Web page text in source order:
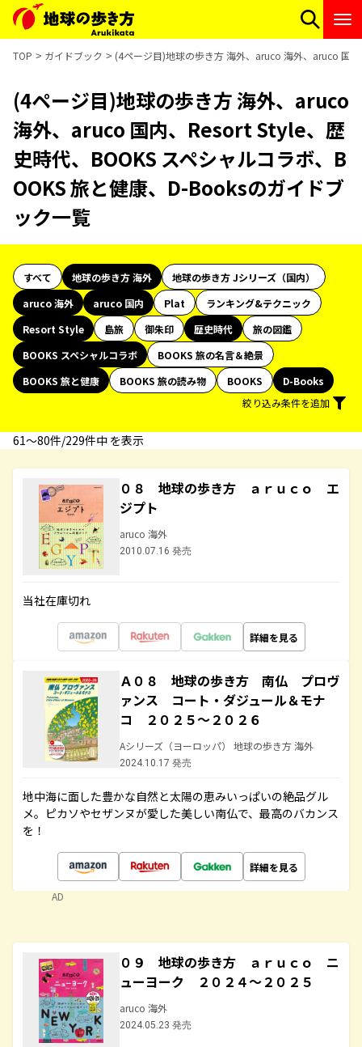
TOP ガイドブック (4ページ目)地球の歩き方 海外、aruco 海外、aruco 国
(4ページ目)地球の歩き方 海外、aruco
海外、aruco 国内、Resort Style、歴
史時代、BOOKS スペシャルコラボ、B
OOKS 旅と健康、D-Booksのガイドブ
ック一覧
すべて 地球の歩き方 海外
地球の歩き方 Jシリーズ（国内）
aruco 海外
aruco 国内 Plat
ランキング&テクニック
Resort Style
島旅 御朱印 歴史時代
旅の図鑑
BOOKS スペシャルコラボ
BOOKS 旅の名言＆絶景
BOOKS 旅と健康
BOOKS 旅の読み物 BOOKS
D-Books
絞り込み条件を追加
61〜80件/229件中 を表示
０８ 地球の歩き方 ａｒｕｃｏ エ
ジプト
aruco 海外
2010.07.16 発売
当社在庫切れ
詳細を見る
Ａ０８ 地球の歩き方 南仏 プロヴ
ァンス コート・ダジュール＆モナ
コ ２０２５～２０２６
Aシリーズ（ヨーロッパ） 地球の歩き方 海外
2024.10.17 発売
地中海に面した豊かな自然と太陽の恵みいっぱいの絶品グル
メ。ピカソやセザンヌが愛した美しい南仏で、最高のバカンス
を！
詳細を見る
AD
０９ 地球の歩き方 ａｒｕｃｏ ニ
ューヨーク ２０２４～２０２５
aruco 海外
2024.05.23 発売